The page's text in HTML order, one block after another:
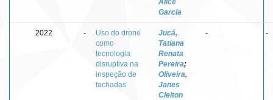
Garcia
2022 -
Uso do drone
como
tecnologia
disruptiva na
inspeção de
fachadas
Jucá,
Tatiana
Renata
Pereira;
Oliveira,
Janes
Cleiton
- -